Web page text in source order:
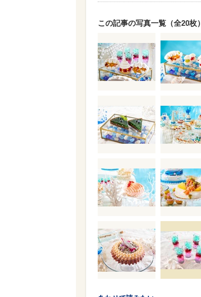
この記事の写真一覧（全20枚）